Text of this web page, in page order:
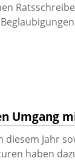
Umgang
Jahr
haben